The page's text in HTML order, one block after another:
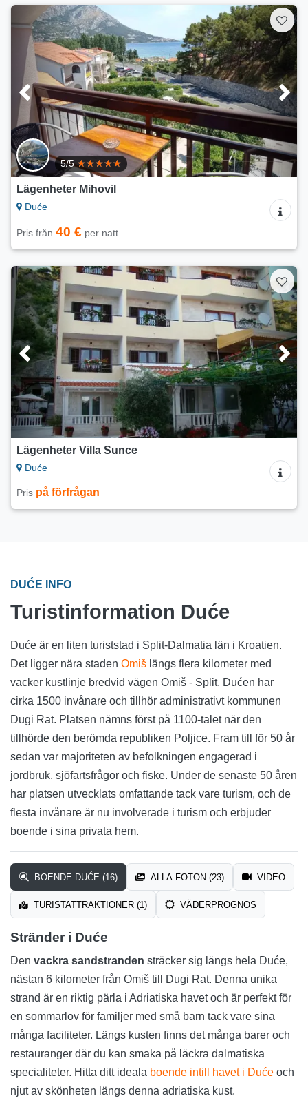
5/5
Lägenheter Mihovil
Duće
Pris från 40 € per natt
Lägenheter Villa Sunce
Duće
Pris på förfrågan
DUĆE INFO
Turistinformation Duće
Duće är en liten turiststad i Split-Dalmatia län i Kroatien.
Det ligger nära staden Omiš längs flera kilometer med
vacker kustlinje bredvid vägen Omiš - Split. Dućen har
cirka 1500 invånare och tillhör administrativt kommunen
Dugi Rat. Platsen nämns först på 1100-talet när den
tillhörde den berömda republiken Poljice. Fram till för 50 år
sedan var majoriteten av befolkningen engagerad i
jordbruk, sjöfartsfrågor och fiske. Under de senaste 50 åren
har platsen utvecklats omfattande tack vare turism, och de
flesta invånare är nu involverade i turism och erbjuder
boende i sina privata hem.
BOENDE DUĆE (16) ALLA FOTON (23) VIDEO
TURISTATTRAKTIONER (1) VÄDERPROGNOS
Stränder i Duće
Den vackra sandstranden sträcker sig längs hela Duće,
nästan 6 kilometer från Omiš till Dugi Rat. Denna unika
strand är en riktig pärla i Adriatiska havet och är perfekt för
en sommarlov för familjer med små barn tack vare sina
många faciliteter. Längs kusten finns det många barer och
restauranger där du kan smaka på läckra dalmatiska
specialiteter. Hitta ditt ideala boende intill havet i Duće och
njut av skönheten längs denna adriatiska kust.